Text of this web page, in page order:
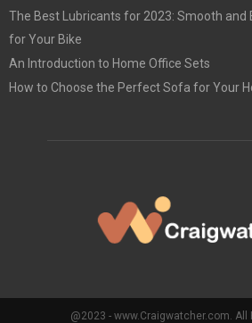
The Best Lubricants for 2023: Smooth
for Your Bike
An Introduction to Home Office Sets
How to Choose the Perfect Sofa for Your
@2023 - www.Craigwatcher.com. All